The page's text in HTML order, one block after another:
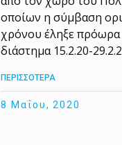
οποίων η σύμβαση
χρόνου έληξε πρόωρα
διάστημα 15.2.20-
ΠΕΡΙΣΣΟΤΕΡΑ
8 Μαΐου, 2020